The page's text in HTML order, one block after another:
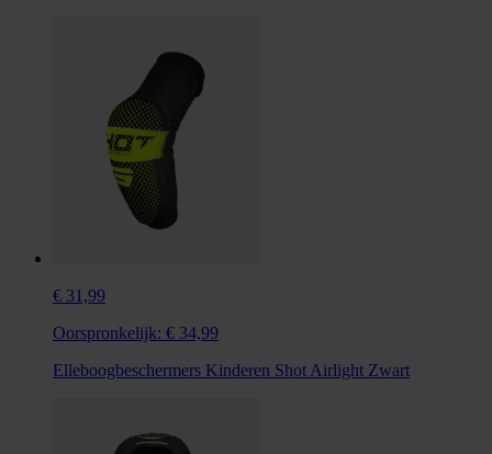
€ 31,99
Oorspronkelijk: € 34,99
Elleboogbeschermers Kinderen Shot Airlight Zwart